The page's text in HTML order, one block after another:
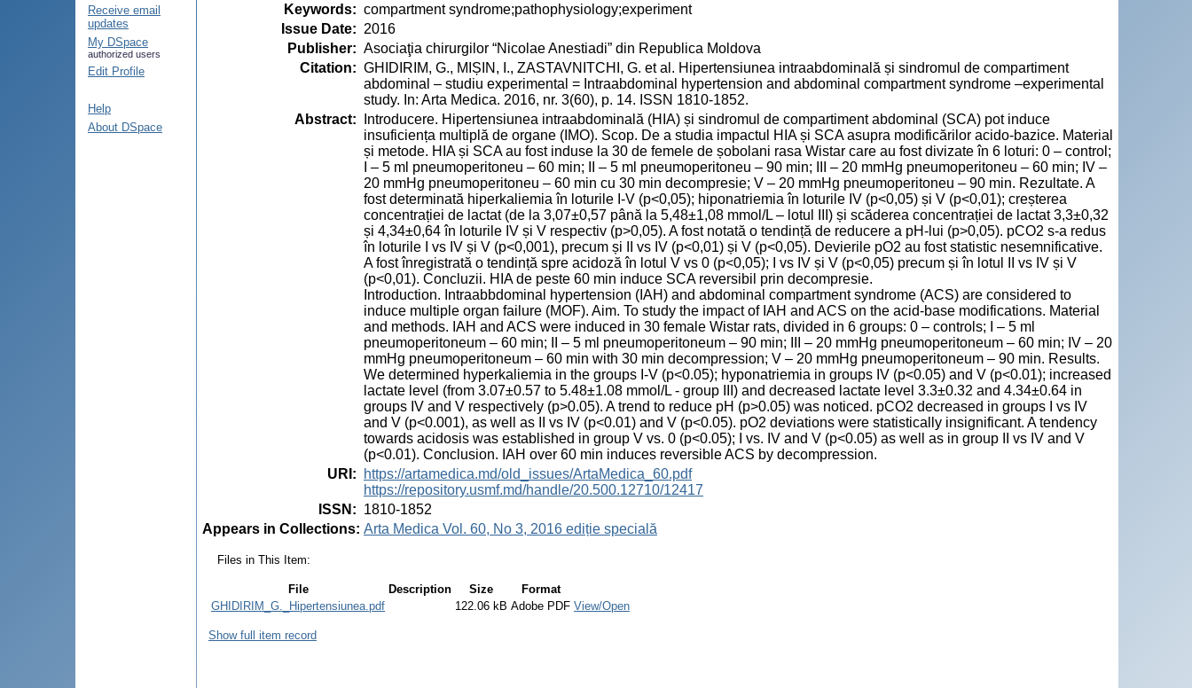
Receive email
updates
My DSpace
authorized users
Edit Profile
Help
About DSpace
Keywords: compartment syndrome;pathophysiology;experiment
Issue Date: 2016
Publisher: Asociaţia chirurgilor “Nicolae Anestiadi” din Republica Moldova
Citation: GHIDIRIM, G., MIȘIN, I., ZASTAVNITCHI, G. et al. Hipertensiunea intraabdominală și sindromul de compartiment
abdominal – studiu experimental = Intraabdominal hypertension and abdominal compartment syndrome –experimental
study. In: Arta Medica. 2016, nr. 3(60), p. 14. ISSN 1810-1852.
Abstract:
Introducere. Hipertensiunea intraabdominală (HIA) și sindromul de compartiment abdominal (SCA) pot induce
insuficiența multiplă de organe (IMO). Scop. De a studia impactul HIA și SCA asupra modificărilor acido-bazice. Material
și metode. HIA și SCA au fost induse la 30 de femele de șobolani rasa Wistar care au fost divizate în 6 loturi: 0 – control;
I – 5 ml pneumoperitoneu – 60 min; II – 5 ml pneumoperitoneu – 90 min; III – 20 mmHg pneumoperitoneu – 60 min; IV –
20 mmHg pneumoperitoneu – 60 min cu 30 min decompresie; V – 20 mmHg pneumoperitoneu – 90 min. Rezultate. A
fost determinată hiperkaliemia în loturile I-V (p<0,05); hiponatriemia în loturile IV (p<0,05) și V (p<0,01); creșterea
concentrației de lactat (de la 3,07±0,57 până la 5,48±1,08 mmol/L – lotul III) și scăderea concentrației de lactat 3,3±0,32
și 4,34±0,64 în loturile IV și V respectiv (p>0,05). A fost notată o tendință de reducere a pH-lui (p>0,05). pCO2 s-a redus
în loturile I vs IV și V (p<0,001), precum și II vs IV (p<0,01) și V (p<0,05). Devierile pO2 au fost statistic nesemnificative.
A fost înregistrată o tendință spre acidoză în lotul V vs 0 (p<0,05); I vs IV și V (p<0,05) precum și în lotul II vs IV și V
(p<0,01). Concluzii. HIA de peste 60 min induce SCA reversibil prin decompresie.
Introduction. Intraabbdominal hypertension (IAH) and abdominal compartment syndrome (ACS) are considered to
induce multiple organ failure (MOF). Aim. To study the impact of IAH and ACS on the acid-base modifications. Material
and methods. IAH and ACS were induced in 30 female Wistar rats, divided in 6 groups: 0 – controls; I – 5 ml
pneumoperitoneum – 60 min; II – 5 ml pneumoperitoneum – 90 min; III – 20 mmHg pneumoperitoneum – 60 min; IV – 20
mmHg pneumoperitoneum – 60 min with 30 min decompression; V – 20 mmHg pneumoperitoneum – 90 min. Results.
We determined hyperkaliemia in the groups I-V (p<0.05); hyponatriemia in groups IV (p<0.05) and V (p<0.01); increased
lactate level (from 3.07±0.57 to 5.48±1.08 mmol/L - group III) and decreased lactate level 3.3±0.32 and 4.34±0.64 in
groups IV and V respectively (p>0.05). A trend to reduce pH (p>0.05) was noticed. pCO2 decreased in groups I vs IV
and V (p<0.001), as well as II vs IV (p<0.01) and V (p<0.05). pO2 deviations were statistically insignificant. A tendency
towards acidosis was established in group V vs. 0 (p<0.05); I vs. IV and V (p<0.05) as well as in group II vs IV and V
(p<0.01). Conclusion. IAH over 60 min induces reversible ACS by decompression.
URI :
https://artamedica.md/old_issues/ArtaMedica_60.pdf
https://repository.usmf.md/handle/20.500.12710/12417
ISSN : 1810-1852
Appears in Collections: Arta Medica Vol. 60, No 3, 2016 ediție specială
Files in This Item:
File Description Size
Format
GHIDIRIM_G._Hipertensiunea.pdf
122.06 kB Adobe PDF View/Open
Show full item record